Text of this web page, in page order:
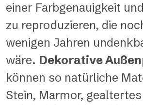
einer Farbgenauigkeit
zu reproduzieren, die
wenigen Jahren
wäre. Dekorative
können so natürliche
Stein, Marmor,